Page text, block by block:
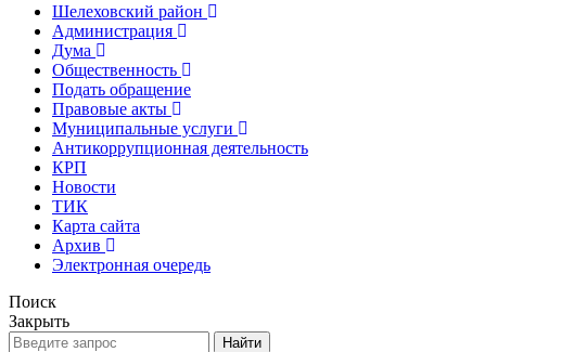
Шелеховский район
Администрация
Дума
Общественность
Подать обращение
Правовые акты
Муниципальные услуги
Антикоррупционная деятельность
КРП
Новости
ТИК
Карта сайта
Архив
Электронная очередь
Поиск
Закрыть
Найти